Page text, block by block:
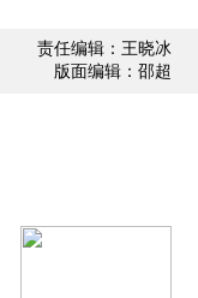
责任编辑：王晓冰
版面编辑：邵超